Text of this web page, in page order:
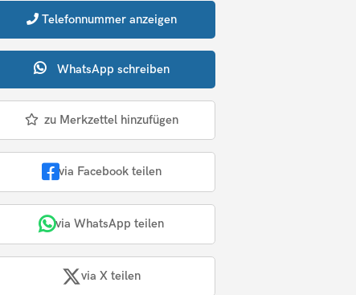
Telefonnummer anzeigen
WhatsApp schreiben
zu Merkzettel hinzufügen
via Facebook teilen
via WhatsApp teilen
via X teilen